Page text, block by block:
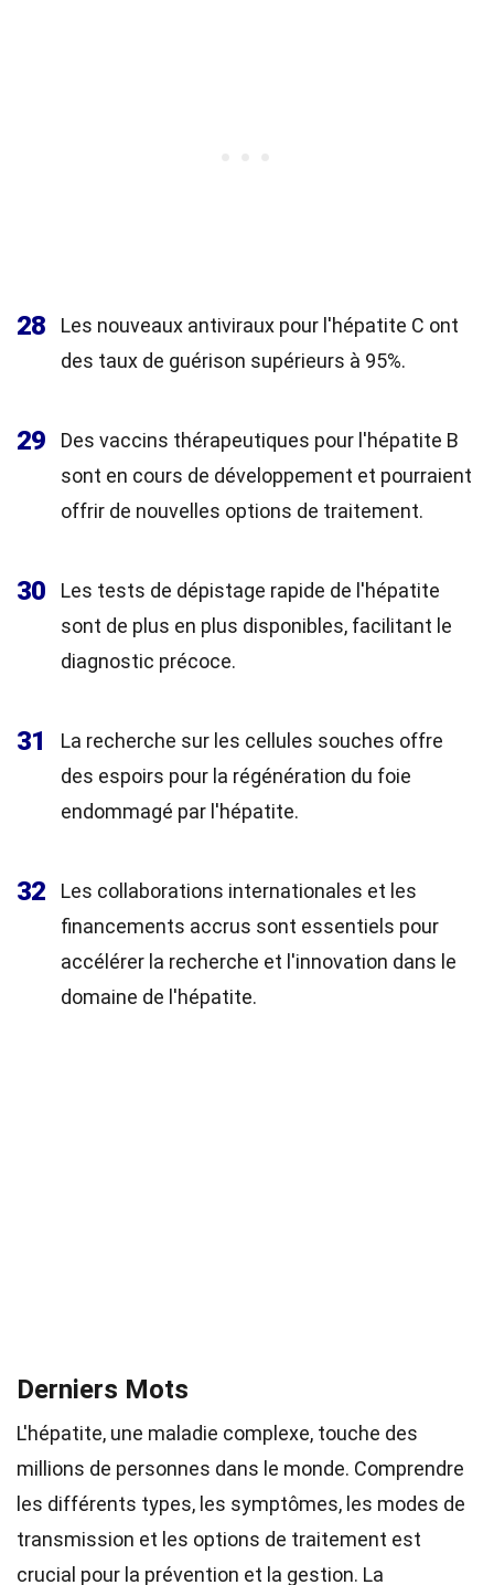
28
Les nouveaux antiviraux pour l'hépatite C ont
des taux de guérison supérieurs à 95%.
29
Des vaccins thérapeutiques pour l'hépatite B
sont en cours de développement et pourraient
offrir de nouvelles options de traitement.
30
Les tests de dépistage rapide de l'hépatite
sont de plus en plus disponibles, facilitant le
diagnostic précoce.
31
La recherche sur les cellules souches offre
des espoirs pour la régénération du foie
endommagé par l'hépatite.
32
Les collaborations internationales et les
financements accrus sont essentiels pour
accélérer la recherche et l'innovation dans le
domaine de l'hépatite.
Derniers Mots
L'hépatite, une maladie complexe, touche des
millions de personnes dans le monde. Comprendre
les différents types, les symptômes, les modes de
transmission et les options de traitement est
crucial pour la prévention et la gestion. La